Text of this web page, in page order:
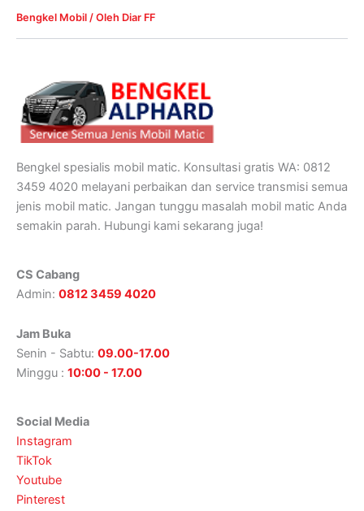
Bengkel Mobil / Oleh Diar FF
Bengkel spesialis mobil matic. Konsultasi gratis WA: 0812
3459 4020 melayani perbaikan dan service transmisi semua
jenis mobil matic. Jangan tunggu masalah mobil matic Anda
semakin parah. Hubungi kami sekarang juga!
CS Cabang
Admin: 0812 3459 4020
Jam Buka
Senin - Sabtu: 09.00-17.00
Minggu : 10:00 - 17.00
Social Media
Instagram
TikTok
Youtube
Pinterest